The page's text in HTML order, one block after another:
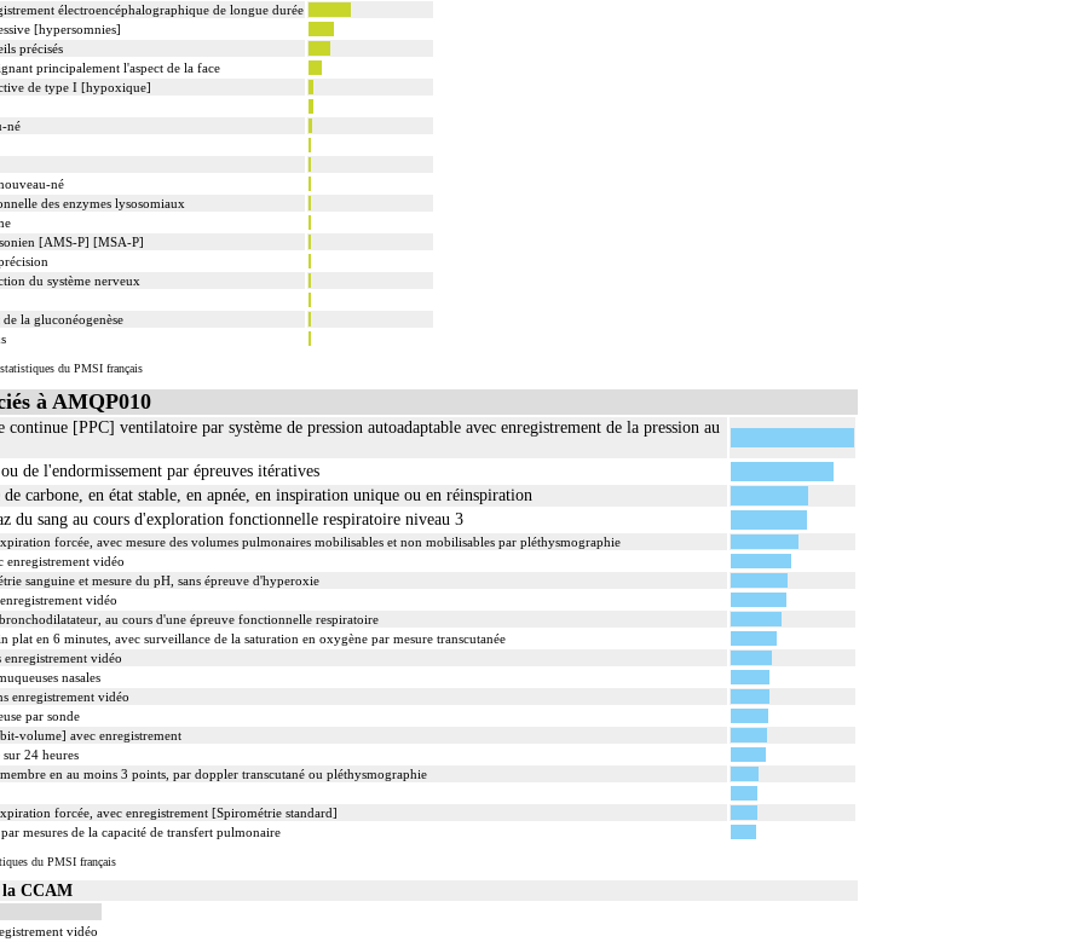
électroencéphalographique de longue durée
[hypersomnies]
précisés
principalement l'aspect de la face
de type I [hypoxique]
né
né
des enzymes lysosomiaux
[AMS-P] [MSA-P]
du système nerveux
la gluconéogenèse
du PMSI français
à AMQP010
[PPC] ventilatoire par système de pression autoadaptable avec enregistrement de la pression au
de l'endormissement par épreuves itératives
carbone, en état stable, en apnée, en inspiration unique ou en réinspiration
du sang au cours d'exploration fonctionnelle respiratoire niveau 3
forcée, avec mesure des volumes pulmonaires mobilisables et non mobilisables par pléthysmographie
enregistrement vidéo
sanguine et mesure du pH, sans épreuve d'hyperoxie
vidéo
au cours d'une épreuve fonctionnelle respiratoire
plat en 6 minutes, avec surveillance de la saturation en oxygène par mesure transcutanée
enregistrement vidéo
nasales
enregistrement vidéo
par sonde
volume] avec enregistrement
24 heures
en au moins 3 points, par doppler transcutané ou pléthysmographie
forcée, avec enregistrement [Spirométrie standard]
mesures de la capacité de transfert pulmonaire
du PMSI français
la CCAM
vidéo